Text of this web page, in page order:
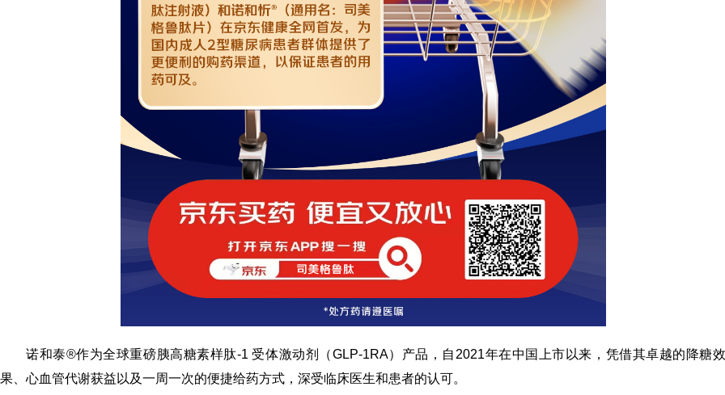
诺和泰®作为全球重磅胰高糖素样肽-1 受体激动剂（GLP-1RA）产品，自2021年在中国上市以来，凭借其卓越的降糖效
果、心血管代谢获益以及一周一次的便捷给药方式，深受临床医生和患者的认可。